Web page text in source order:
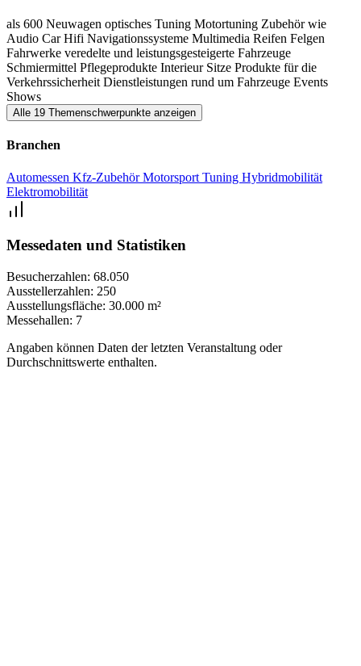
als 600 Neuwagen optisches Tuning Motortuning Zubehör wie
Audio Car Hifi Navigationssysteme Multimedia Reifen Felgen
Fahrwerke veredelte und leistungsgesteigerte Fahrzeuge
Schmiermittel Pflegeprodukte Interieur Sitze Produkte für die
Verkehrssicherheit Dienstleistungen rund um Fahrzeuge Events
Shows
Alle 19 Themenschwerpunkte anzeigen
Branchen
Automessen Kfz-ZubehörMotorsport Tuning Hybridmobilität
Elektromobilität
Messedaten und Statistiken
Besucherzahlen: 68.050
Ausstellerzahlen: 250
Ausstellungsfläche: 30.000 m²
Messehallen: 7
Angaben können Daten der letzten Veranstaltung oder
Durchschnittswerte enthalten.